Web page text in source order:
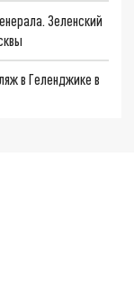
Зеленский
в Геленджике в